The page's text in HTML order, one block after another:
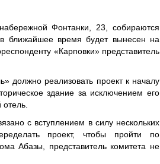
Фонтанки, 23, собираются
ближайшее время будет вынесен на
«Карповки» представитель
должно реализовать проект к началу
здание за исключением его
с вступлением в силу нескольких
проект, чтобы пройти по
Абазы, представитель комитета не